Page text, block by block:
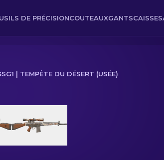
DE PRÉCISIONCOUTEAUXGANTSCAISSES
| TEMPÊTE DU DÉSERT (USÉE)